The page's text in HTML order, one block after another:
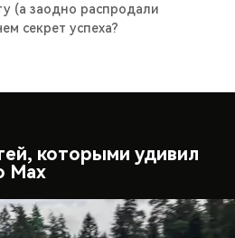
(а заодно распродали
секрет успеха?
которыми удивил
Max